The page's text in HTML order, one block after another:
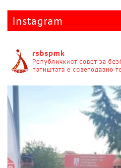
Instagram
rsbspmk
Републичкиот совет за
патиштата е советодавно